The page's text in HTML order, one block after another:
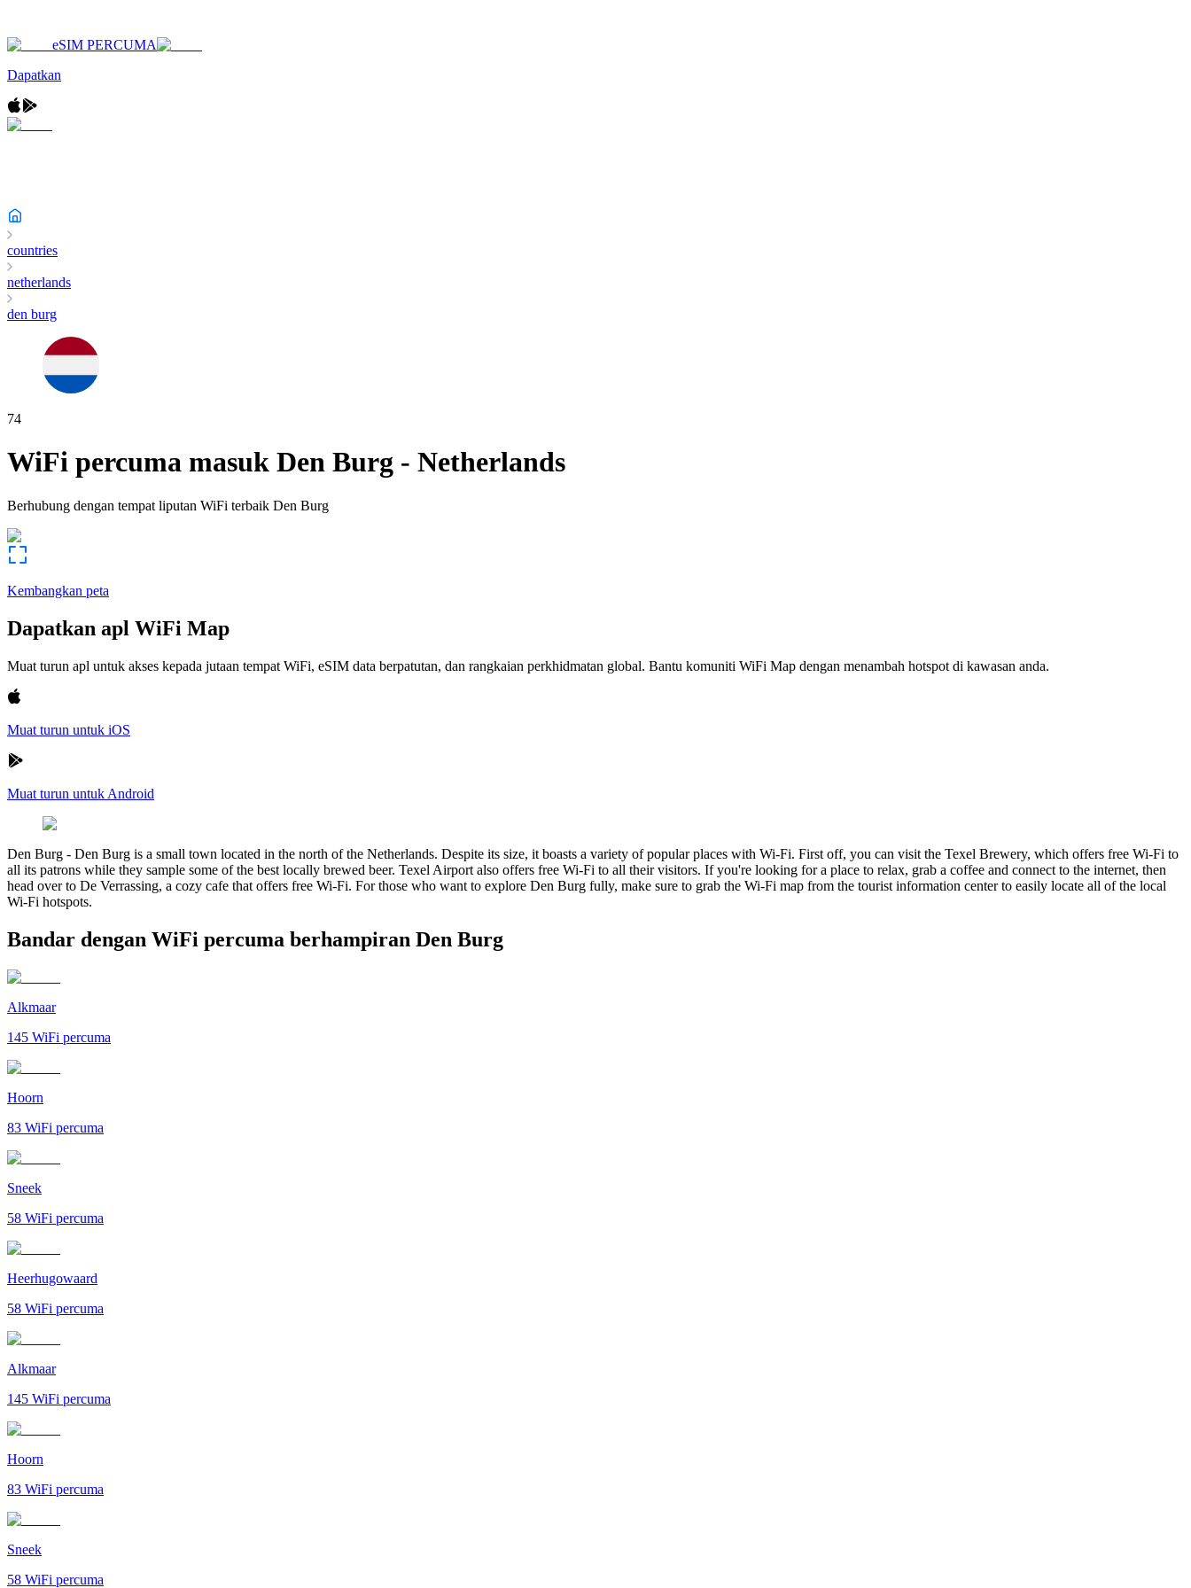
eSIM PERCUMA
Dapatkan
countries
netherlands
den burg
74
WiFi percuma masuk Den Burg - Netherlands
Berhubung dengan tempat liputan WiFi terbaik Den Burg
Kembangkan peta
Dapatkan apl WiFi Map
Muat turun apl untuk akses kepada jutaan tempat WiFi, eSIM data berpatutan, dan rangkaian perkhidmatan global. Bantu komuniti WiFi Map dengan menambah hotspot di kawasan anda.
Muat turun untuk iOS
Muat turun untuk Android
Den Burg - Den Burg is a small town located in the north of the Netherlands. Despite its size, it boasts a variety of popular places with Wi-Fi. First off, you can visit the Texel Brewery, which offers free Wi-Fi to
all its patrons while they sample some of the best locally brewed beer. Texel Airport also offers free Wi-Fi to all their visitors. If you're looking for a place to relax, grab a coffee and connect to the internet, then
head over to De Verrassing, a cozy cafe that offers free Wi-Fi. For those who want to explore Den Burg fully, make sure to grab the Wi-Fi map from the tourist information center to easily locate all of the local
Wi-Fi hotspots.
Bandar dengan WiFi percuma berhampiran Den Burg
Alkmaar
145 WiFi percuma
Hoorn
83 WiFi percuma
Sneek
58 WiFi percuma
Heerhugowaard
58 WiFi percuma
Alkmaar
145 WiFi percuma
Hoorn
83 WiFi percuma
Sneek
58 WiFi percuma